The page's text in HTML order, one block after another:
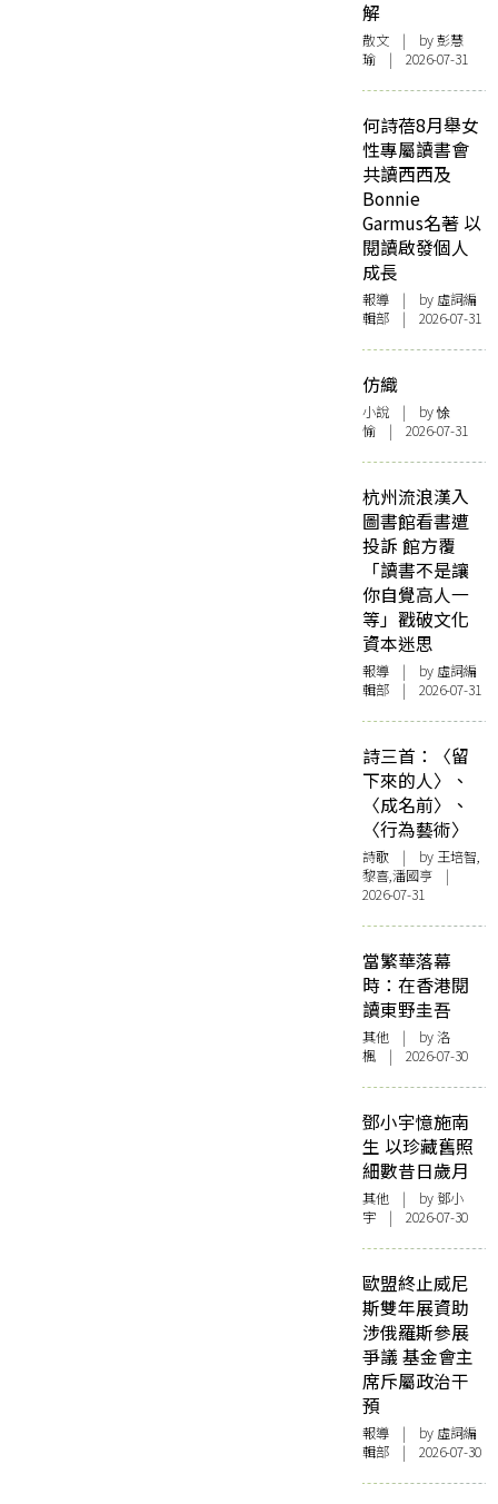
解
散文 | by 彭慧
瑜 | 2026-07-31
何詩蓓8月舉女
性專屬讀書會
共讀西西及
Bonnie
Garmus名著 以
閱讀啟發個人
成長
報導 | by 虛詞編
輯部 | 2026-07-31
仿織
小說 | by 悇
愉 | 2026-07-31
杭州流浪漢入
圖書館看書遭
投訴 館方覆
「讀書不是讓
你自覺高人一
等」戳破文化
資本迷思
報導 | by 虛詞編
輯部 | 2026-07-31
詩三首：〈留
下來的人〉、
〈成名前〉、
〈行為藝術〉
詩歌 | by 王培智,
黎喜,潘國亨 |
2026-07-31
當繁華落幕
時：在香港閱
讀東野圭吾
其他 | by洛
楓 | 2026-07-30
鄧小宇憶施南
生 以珍藏舊照
細數昔日歲月
其他 | by 鄧小
宇 | 2026-07-30
歐盟終止威尼
斯雙年展資助
涉俄羅斯參展
爭議 基金會主
席斥屬政治干
預
報導 | by 虛詞編
輯部 | 2026-07-30